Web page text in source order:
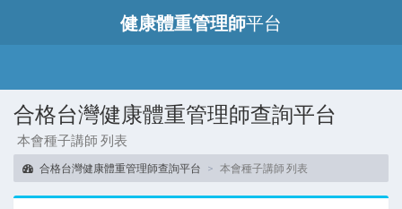
健康體重管理師平台
合格台灣健康體重管理師查詢平台
本會種子講師 列表
合格台灣健康體重管理師查詢平台 本會種子講師 列表